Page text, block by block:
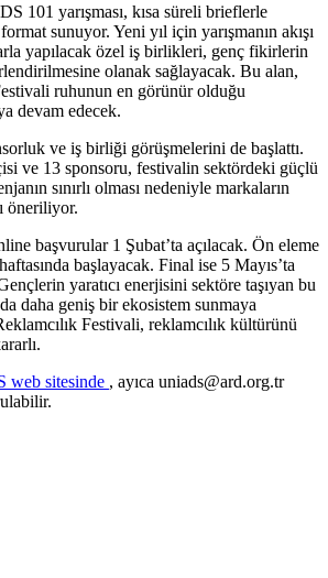
101 yarışması, kısa süreli brieflerle
format sunuyor. Yeni yıl için yarışmanın akışı
yapılacak özel iş birlikleri, genç fikirlerin
olanak sağlayacak. Bu alan,
ruhunun en görünür olduğu
devam edecek.
ve iş birliği görüşmelerini de başlattı.
ve 13 sponsoru, festivalin sektördeki güçlü
sınırlı olması nedeniyle markaların
öneriliyor.
başvurular 1 Şubat’ta açılacak. Ön eleme
başlayacak. Final ise 5 Mayıs’ta
yaratıcı enerjisini sektöre taşıyan bu
daha geniş bir ekosistem sunmaya
Festivali, reklamcılık kültürünü
web sitesinde , ayıca uniads@ard.org.tr